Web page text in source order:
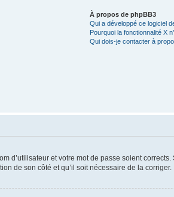
À propos de phpBB3
Qui a développé ce logiciel
Pourquoi la fonctionnalité X
Qui dois-je contacter à
d’utilisateur et votre mot de passe soient
de son côté et qu’il soit nécessaire de la corriger.